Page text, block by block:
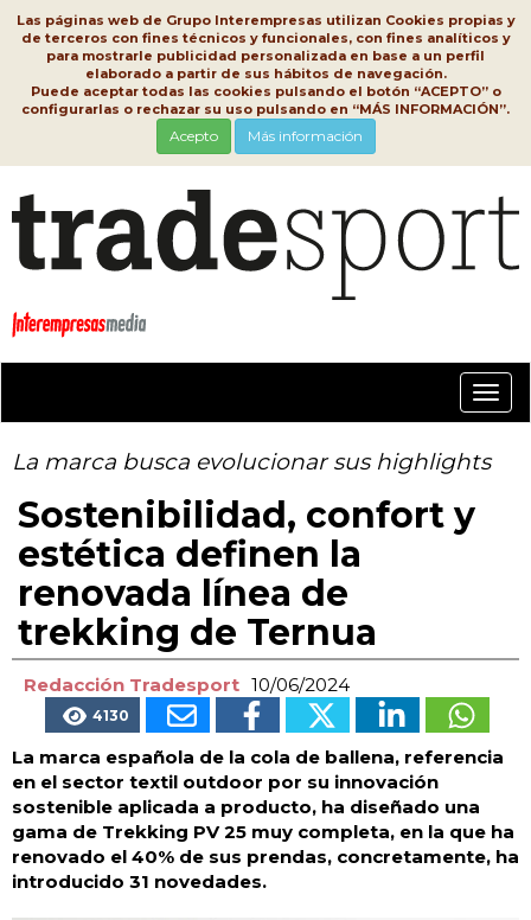
Las páginas web de Grupo Interempresas utilizan Cookies propias y
de terceros con fines técnicos y funcionales, con fines analíticos y
para mostrarle publicidad personalizada en base a un perfil
elaborado a partir de sus hábitos de navegación.
Puede aceptar todas las cookies pulsando el botón “ACEPTO” o
configurarlas o rechazar su uso pulsando en “MÁS INFORMACIÓN”.
Acepto Más información
La marca busca evolucionar sus highlights
Sostenibilidad, confort y
estética definen la
renovada línea de
trekking de Ternua
Redacción Tradesport 10/06/2024
4130
La marca española de la cola de ballena, referencia
en el sector textil outdoor por su innovación
sostenible aplicada a producto, ha diseñado una
gama de Trekking PV 25 muy completa, en la que ha
renovado el 40% de sus prendas, concretamente, ha
introducido 31 novedades.